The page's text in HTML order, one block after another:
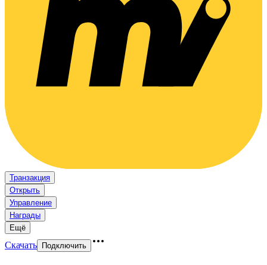
Транзакция
Открыть
Управление
Награды
Ещё
Скачать Подключить